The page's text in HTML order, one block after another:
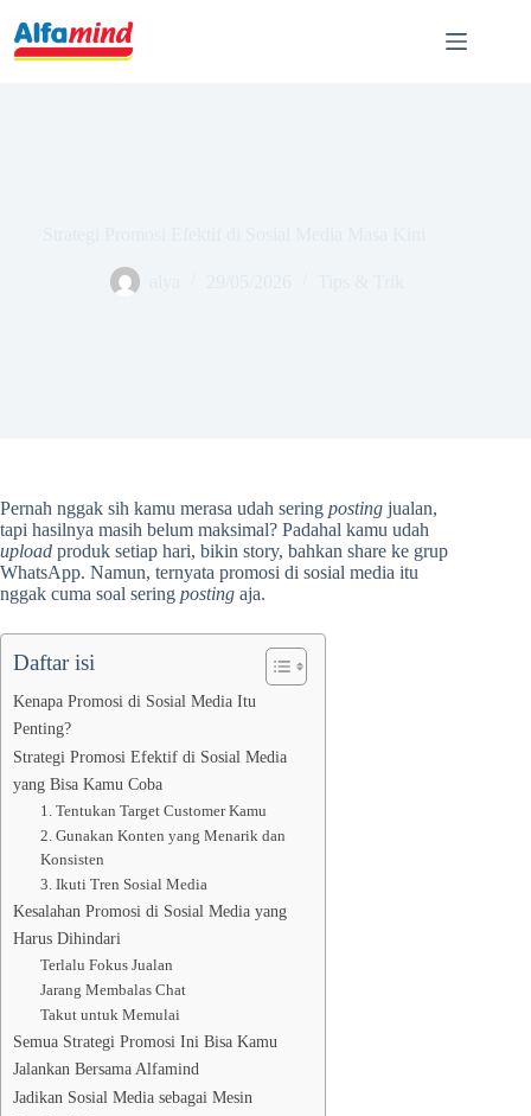
Pernah nggak sih kamu merasa udah sering posting jualan,
tapi hasilnya masih belum maksimal? Padahal kamu udah
upload produk setiap hari, bikin story, bahkan share ke grup
WhatsApp. Namun, ternyata promosi di sosial media itu
nggak cuma soal sering posting aja.
Daftar isi
Kenapa Promosi di Sosial Media Itu
Penting?
Strategi Promosi Efektif di Sosial Media
yang Bisa Kamu Coba
1. Tentukan Target Customer Kamu
2. Gunakan Konten yang Menarik dan
Konsisten
3. Ikuti Tren Sosial Media
Kesalahan Promosi di Sosial Media yang
Harus Dihindari
Terlalu Fokus Jualan
Jarang Membalas Chat
Takut untuk Memulai
Semua Strategi Promosi Ini Bisa Kamu
Jalankan Bersama Alfamind
Jadikan Sosial Media sebagai Mesin